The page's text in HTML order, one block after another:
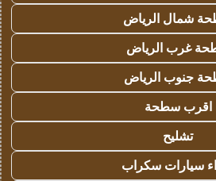
شمال الرياض
غرب الرياض
جنوب الرياض
اقرب سطحة
تشليح
سيارات سكراب